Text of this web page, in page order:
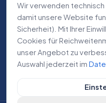
RECHTLICHES
Impressum
Datenschutz
AGB
Wir verwenden
damit unsere Website
Sicherheit). Mit Ihrer
Cookies für
unser Angebot zu
Auswahl jederzeit im